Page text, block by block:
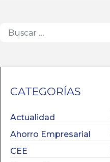
CATEGORÍAS
Actualidad
Ahorro Empresarial
CEE